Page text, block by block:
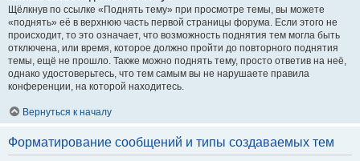
Щёлкнув по ссылке «Поднять тему» при просмотре темы, вы можете
«поднять» её в верхнюю часть первой страницы форума. Если этого не
происходит, то это означает, что возможность поднятия тем могла быть
отключена, или время, которое должно пройти до повторного поднятия
темы, ещё не прошло. Также можно поднять тему, просто ответив на неё,
однако удостоверьтесь, что тем самым вы не нарушаете правила
конференции, на которой находитесь.
Вернуться к началу
Форматирование сообщений и типы создаваемых тем